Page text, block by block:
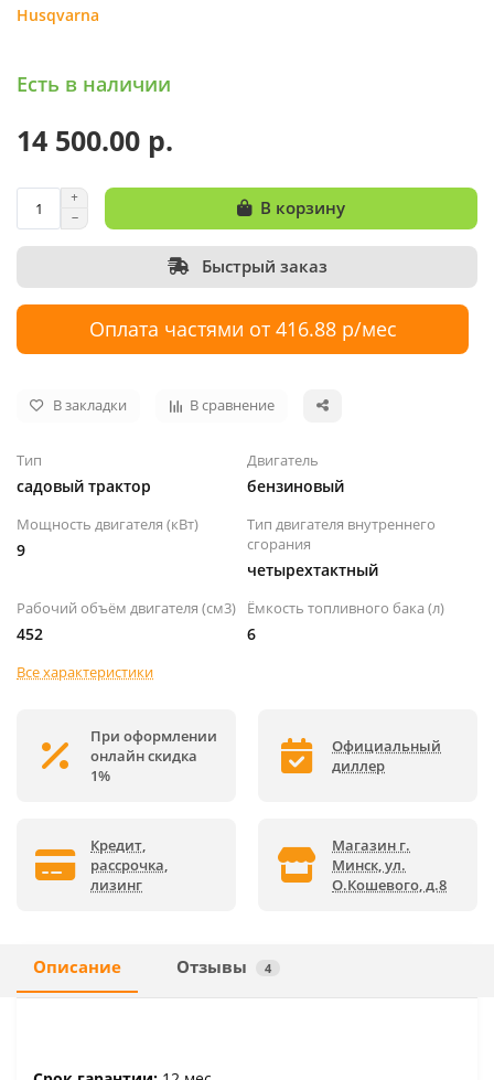
Husqvarna
Есть в наличии
14 500.00 р.
В корзину
Быстрый заказ
Оплата частями от 416.88 р/мес
В закладки В сравнение
Тип
садовый трактор
Двигатель
бензиновый
Мощность двигателя (кВт)
9
Тип двигателя внутреннего
сгорания
четырехтактный
Рабочий объём двигателя (см3)
452
Ёмкость топливного бака (л)
6
Все характеристики
При оформлении
онлайн скидка
1%
Официальный
диллер
Кредит,
рассрочка,
лизинг
Магазин г.
Минск, ул.
О.Кошевого, д.8
Описание Отзывы 4